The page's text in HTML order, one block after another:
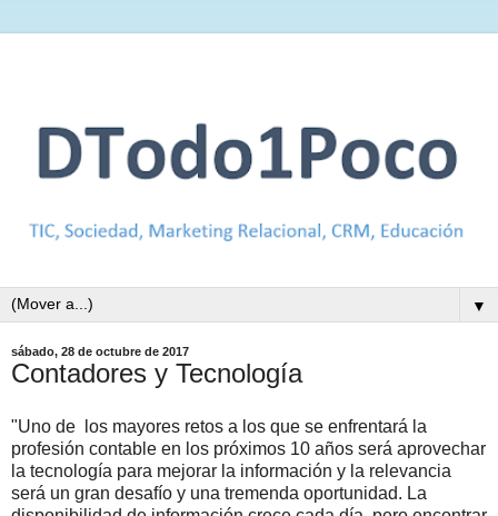
▼
sábado, 28 de octubre de 2017
Contadores y Tecnología
"Uno de los mayores retos a los que se enfrentará la
profesión contable en los próximos 10 años será aprovechar
la tecnología para mejorar la información y la relevancia
será un gran desafío y una tremenda oportunidad. La